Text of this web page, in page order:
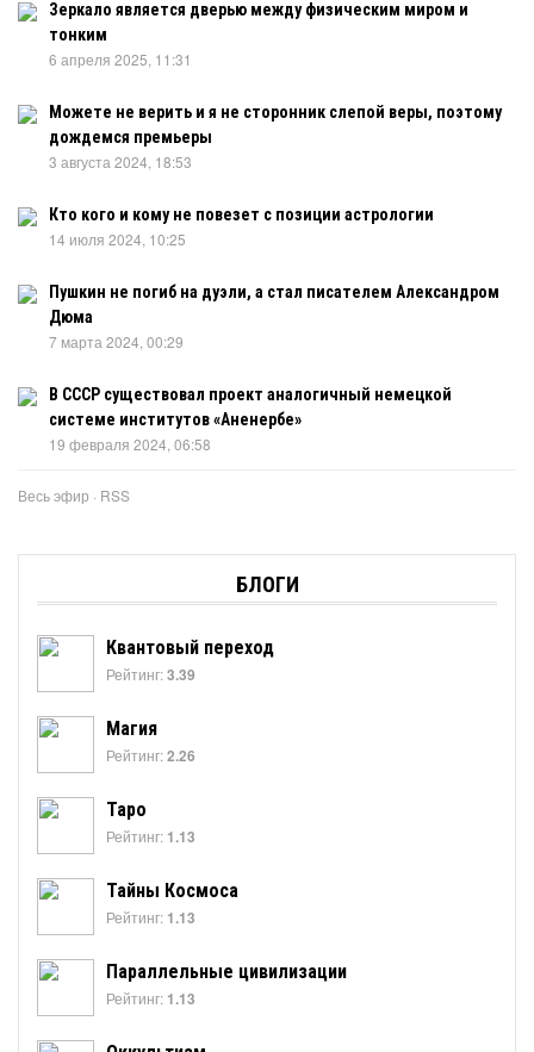
Зеркало является дверью между физическим миром и
тонким
6 апреля 2025, 11:31
Можете не верить и я не сторонник слепой веры, поэтому
дождемся премьеры
3 августа 2024, 18:53
Кто кого и кому не повезет с позиции астрологии
14 июля 2024, 10:25
Пушкин не погиб на дуэли, а стал писателем Александром
Дюма
7 марта 2024, 00:29
В СССР существовал проект аналогичный немецкой
системе институтов «Аненербе»
19 февраля 2024, 06:58
Весь эфир · RSS
БЛОГИ
Квантовый переход
Рейтинг:3.39
Магия
Рейтинг:2.26
Таро
Рейтинг: 1.13
Тайны Космоса
Рейтинг: 1.13
Параллельные цивилизации
Рейтинг: 1.13